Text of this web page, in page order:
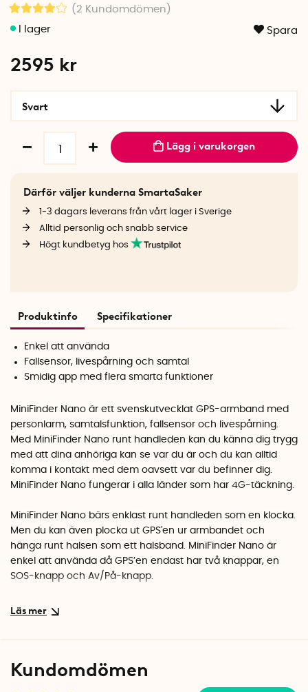
(2 Kundomdömen )
Spara
2595 kr
Svart
Lägg i varukorgen
Därför väljer kunderna SmartaSaker
1-3 dagars leverans från vårt lager i Sverige
Alltid personlig och snabb service
Högt kundbetyg hos
Produktinfo Specifikationer
Enkel att använda
Fallsensor, livespårning och samtal
Smidig app med flera smarta funktioner
MiniFinder Nano är ett svenskutvecklat GPS-armband med
personlarm, samtalsfunktion, fallsensor och livespårning.
Med MiniFinder Nano runt handleden kan du känna dig trygg
med att dina anhöriga kan se var du är och du kan alltid
komma i kontakt med dem oavsett var du befinner dig.
MiniFinder Nano fungerar i alla länder som har 4G-täckning.
MiniFinder Nano bärs enklast runt handleden som en klocka.
Men du kan även plocka ut GPS'en ur armbandet och
hänga runt halsen som ett halsband. MiniFinder Nano är
enkel att använda då GPS’en endast har två knappar, en
SOS-knapp och Av/På-knapp.
Håll koll i appen MiniFinder Go
livespårning för att i realtid se var du är. MiniFinder Nano
Kundomdömen